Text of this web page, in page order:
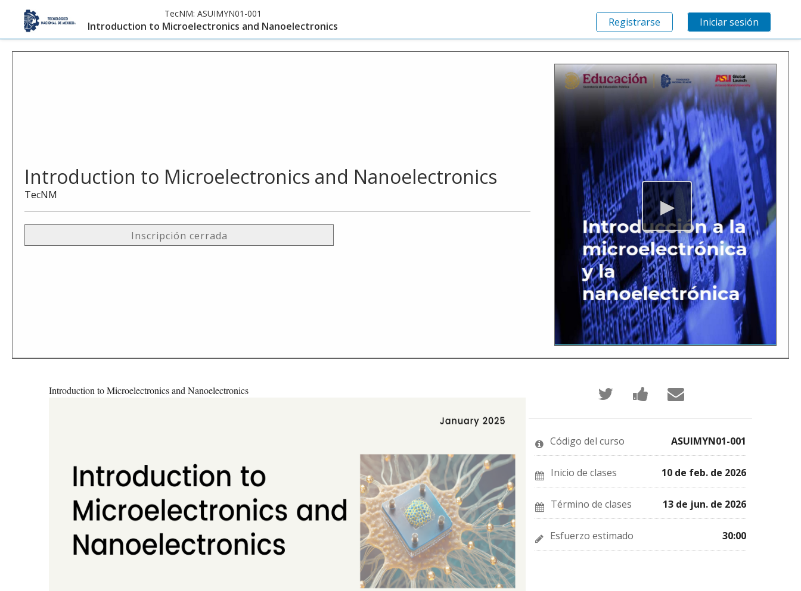
TecNM: ASUIMYN01-001
Introduction to Microelectronics and Nanoelectronics Registrarse Iniciar sesión
Introduction to Microelectronics and Nanoelectronics
TecNM
Inscripción cerrada
Introduction to Microelectronics and Nanoelectronics Publica
Twitter
que
has
inscrito
en
este
curso
Comparte
unmensaje
en
para
decir
que
te
haz
inscrito
eneste
curso
Envía
un
correo
a
amigos
indicando
que
te
has
registrado
en
este
curso
Código del curso ASUIMYN01-001
Inicio de clases 10 de feb. de 2026
Término de clases 13 de jun. de 2026
Esfuerzo estimado 30:00